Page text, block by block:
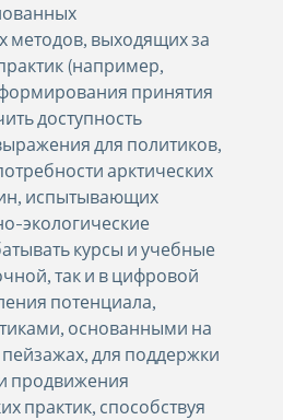
методов, выходящих за
(например,
принятия
доступность
для политиков,
арктических
испытывающих
экологические
курсы и учебные
так и в цифровой
потенциала,
основанными на
для поддержки
продвижения
практик, способствуя